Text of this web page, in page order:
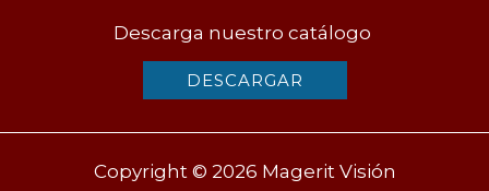
Descarga nuestro catálogo
DESCARGAR
Copyright © 2026 Magerit Visión